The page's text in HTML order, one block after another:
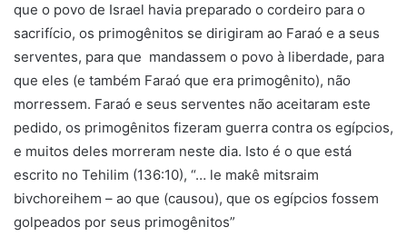
que o povo de Israel havia preparado o cordeiro para o
sacrifício, os primogênitos se dirigiram ao Faraó e a seus
serventes, para que mandassem o povo à liberdade, para
que eles (e também Faraó que era primogênito), não
morressem. Faraó e seus serventes não aceitaram este
pedido, os primogênitos fizeram guerra contra os egípcios,
e muitos deles morreram neste dia. Isto é o que está
escrito no Tehilim (136:10), “… le makê mitsraim
bivchoreihem – ao que (causou), que os egípcios fossem
golpeados por seus primogênitos”